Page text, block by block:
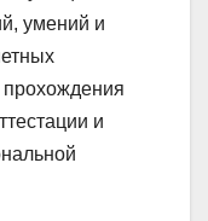
умений и
и